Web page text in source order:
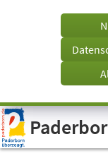
Visuelle
Assistenzsoftware
öffnen.